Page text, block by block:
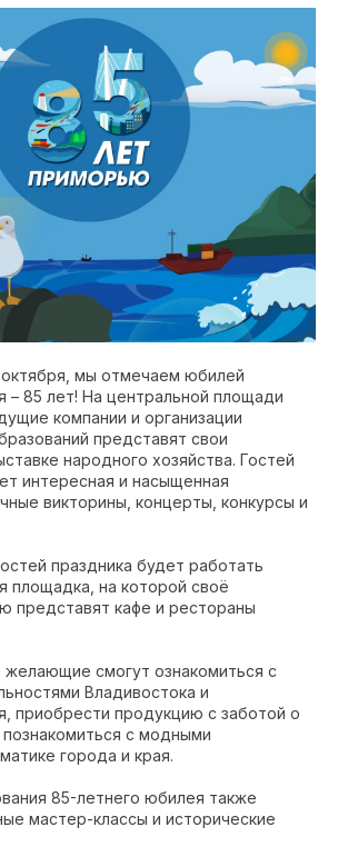
октября, мы отмечаем юбилей
– 85 лет! На центральной площади
компании и организации
представят свои
народного хозяйства. Гостей
интересная и насыщенная
викторины, концерты, конкурсы и
праздника будет работать
площадка, на которой своё
представят кафе и рестораны
желающие смогут ознакомиться с
Владивостока и
приобрести продукцию с заботой о
с модными
города и края.
85-летнего юбилея также
мастер-классы и исторические